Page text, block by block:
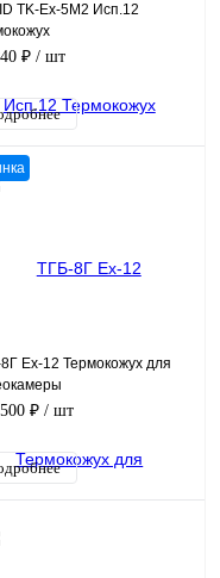
TK-Ex-5M2 Исп.12
₽ / шт
Ex-12 Термокожух для
₽ / шт